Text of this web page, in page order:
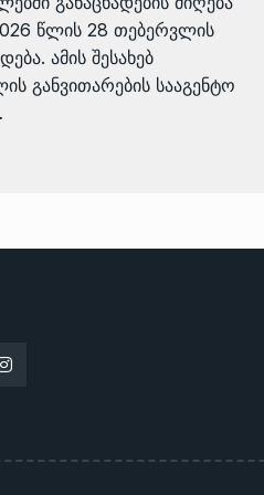
წლის 28 თებერვლის
ამის შესახებ
განვითარების სააგენტო